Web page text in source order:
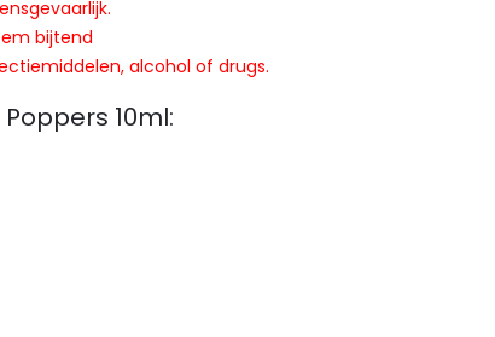
bijtend
alcohol of drugs.
10ml: